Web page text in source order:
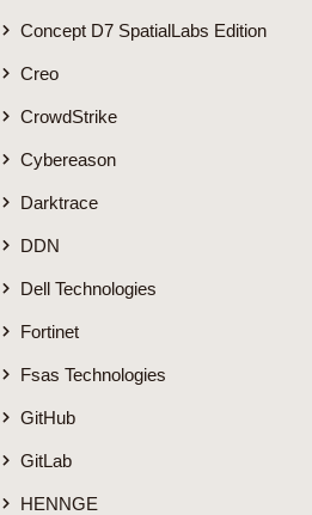
Concept D7 SpatialLabs Edition
Creo
CrowdStrike
Cybereason
Darktrace
DDN
Dell Technologies
Fortinet
Fsas Technologies
GitHub
GitLab
HENNGE